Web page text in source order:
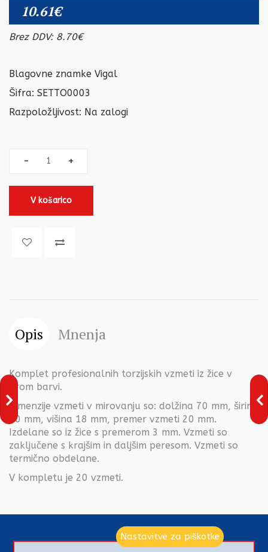
10.61€
Brez DDV: 8.70€
Blagovne znamke Vigal
Šifra: SETTO0003
Razpoložljivost: Na zalogi
V košarico
Opis Mnenja
Komplet profesionalnih torzijskih vzmeti iz žice v
brom barvi.
Dimenzije vzmeti v mirovanju so: dolžina 70 mm, širina
50 mm, višina 18 mm, premer vzmeti 20 mm.
Izdelane so iz žice s premerom 3 mm. Vzmeti so
zaključene s krajšim in daljšim peresom. Vzmeti so
termično obdelane.
V kompletu je 20 vzmeti.
Nastavitve za piškotke